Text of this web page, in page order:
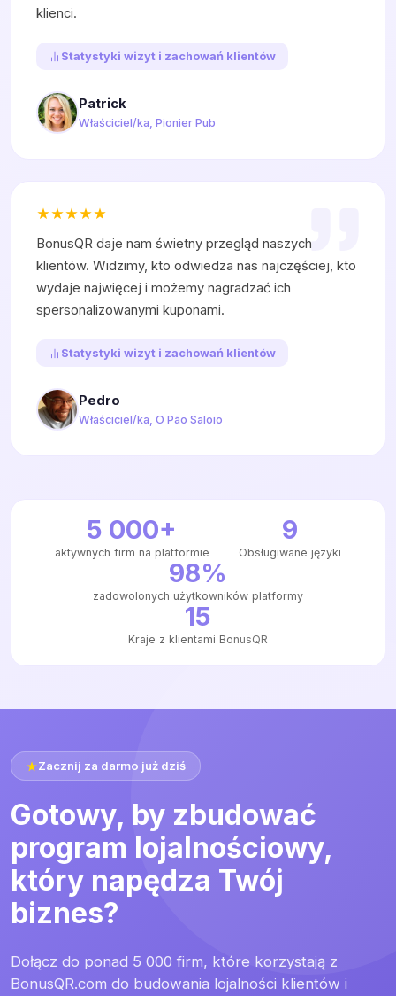
klienci.
Statystyki wizyt i zachowań klientów
Patrick
Właściciel/ka, Pionier Pub
BonusQR daje nam świetny przegląd naszych
klientów. Widzimy, kto odwiedza nas najczęściej, kto
wydaje najwięcej i możemy nagradzać ich
spersonalizowanymi kuponami.
Statystyki wizyt i zachowań klientów
Pedro
Właściciel/ka, O Pão Saloio
5 000+
aktywnych firm na platformie
9
Obsługiwane języki
98%
zadowolonych użytkowników platformy
15
Kraje z klientami BonusQR
Zacznij za darmo już dziś
Gotowy, by zbudować
program lojalnościowy,
który napędza Twój
biznes?
Dołącz do ponad 5 000 firm, które korzystają z
BonusQR.com do budowania lojalności klientów i